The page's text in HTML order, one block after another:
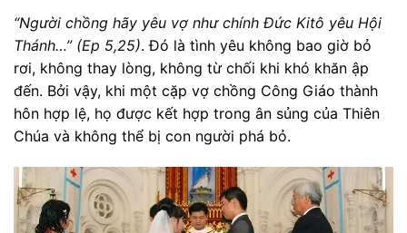
“Người chồng hãy yêu vợ như chính Đức Kitô yêu Hội
Thánh…” (Ep 5,25). Đó là tình yêu không bao giờ bỏ
rơi, không thay lòng, không từ chối khi khó khăn ập
đến. Bởi vậy, khi một cặp vợ chồng Công Giáo thành
hôn hợp lệ, họ được kết hợp trong ân sủng của Thiên
Chúa và không thể bị con người phá bỏ.